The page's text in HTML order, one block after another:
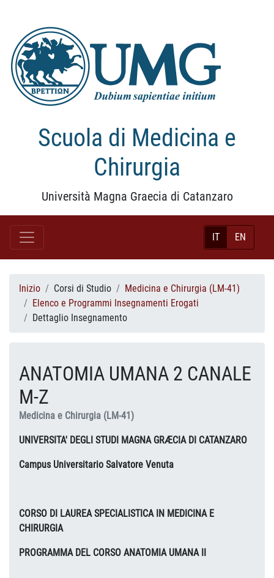
Scuola di Medicina e
Chirurgia
Università Magna Graecia di Catanzaro
IT EN
Inizio Corsi di Studio
Medicina e Chirurgia (LM-41)
Elenco e Programmi Insegnamenti Erogati
Dettaglio Insegnamento
ANATOMIA UMANA 2 CANALE
M-Z
Medicina e Chirurgia (LM-41)
UNIVERSITA' DEGLI STUDI MAGNA GRÆCIA DI CATANZARO
Campus Universitario Salvatore Venuta
CORSO DI LAUREA SPECIALISTICA IN MEDICINA E
CHIRURGIA
PROGRAMMA DEL CORSO ANATOMIA UMANA II